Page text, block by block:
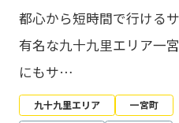
都心から短時間で行ける
有名な九十九里エリア一
にもサ…
九十九里エリア
一宮町